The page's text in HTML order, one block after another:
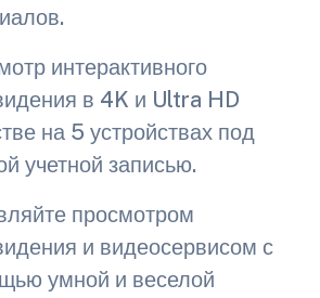
интерактивного
в 4K и Ultra HD
на 5 устройствах под
учетной записью.
просмотром
и видеосервисом с
умной и веселой